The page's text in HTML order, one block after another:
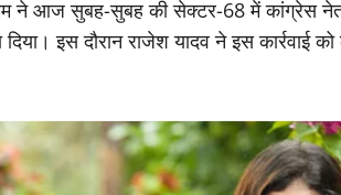
ने आज सुबह-सुबह की सेक्टर-68 में कांग्रेस
इस दौरान राजेश यादव ने इस कार्रवाई